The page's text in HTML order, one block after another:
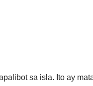
sa isla. Ito ay